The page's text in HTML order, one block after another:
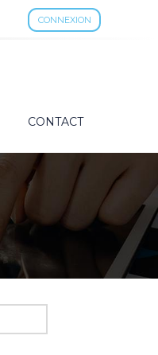
CONNEXION
CONTACT